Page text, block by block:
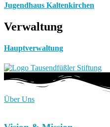
Jugendhaus Kaltenkirchen
Verwaltung
Hauptverwaltung
Über Uns